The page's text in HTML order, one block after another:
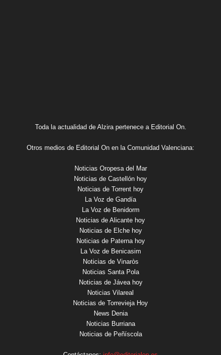
Toda la actualidad de Alzira pertenece a Editorial On.
Otros medios de Editorial On en la Comunidad Valenciana:
Noticias Oropesa del Mar
Noticias de Castellón hoy
Noticias de Torrent hoy
La Voz de Gandía
La Voz de Benidorm
Noticias de Alicante hoy
Noticias de Elche hoy
Noticias de Paterna hoy
La Voz de Benicasim
Noticias de Vinaròs
Noticias Santa Pola
Noticias de Jávea hoy
Noticias Vilareal
Noticias de Torrevieja Hoy
News Denia
Noticias Burriana
Noticias de Peñíscola